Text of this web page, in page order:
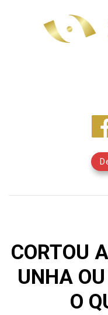
CORTOU
UNHA
O